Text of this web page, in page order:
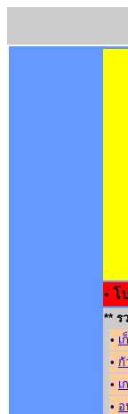
• โ
** ร
• เ
• กั
• เ
• อ